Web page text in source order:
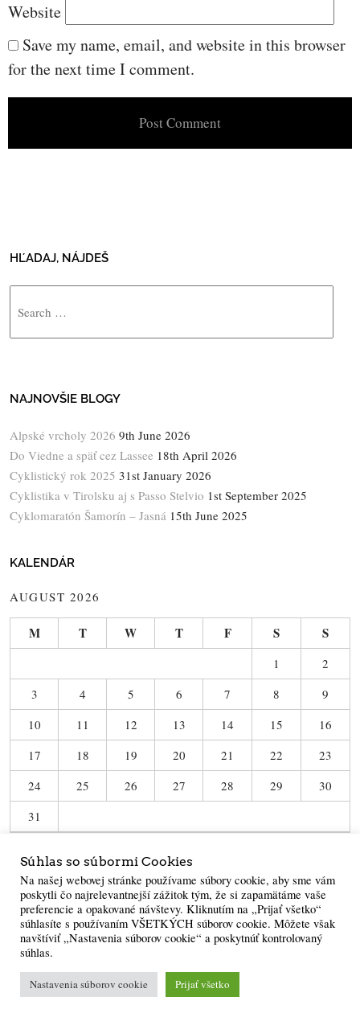
Website
Save my name, email, and website in this browser
for the next time I comment.
HĽADAJ, NÁJDEŠ
NAJNOVŠIE BLOGY
Alpské vrcholy 2026 9th June 2026
Do Viedne a späť cez Lassee 18th April 2026
Cyklistický rok 2025 31st January 2026
Cyklistika v Tirolsku aj s Passo Stelvio 1st September 2025
Cyklomaratón Šamorín – Jasná 15th June 2025
KALENDÁR
AUGUST 2026
M T W T F S S
1
2
3
4 5 6 7 8
9
10
11 12 13 14 15
16
17
18 19 20 21 22
23
24
25 26 27 28 29
30
31
Súhlas so súbormi Cookies
Na našej webovej stránke používame súbory cookie, aby sme vám
poskytli čo najrelevantnejší zážitok tým, že si zapamätáme vaše
preferencie a opakované návštevy. Kliknutím na „Prijať všetko“
súhlasíte s používaním VŠETKÝCH súborov cookie. Môžete však
navštíviť „Nastavenia súborov cookie“ a poskytnúť kontrolovaný
súhlas.
Nastavenia súborov cookie Prijať všetko